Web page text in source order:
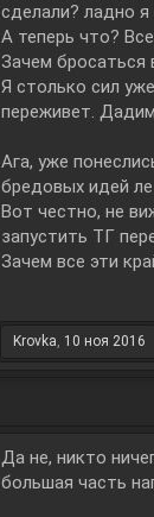
сделали? ладно
А теперь что?
Зачем бросаться
Я столько сил
переживет.
Ага, уже
бредовых идей
Вот честно, не
запустить ТГ
Зачем все эти
Krovka, 10 ноя 2016
Да не, никто
большая часть